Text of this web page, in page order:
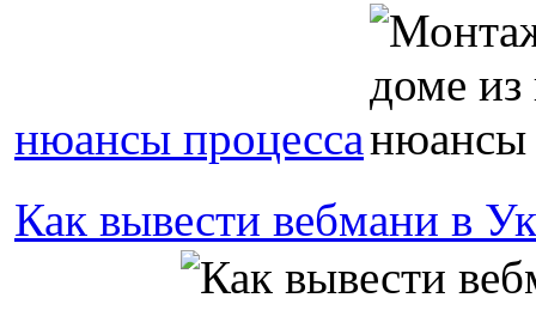
нюансы процесса
Как вывести вебмани в